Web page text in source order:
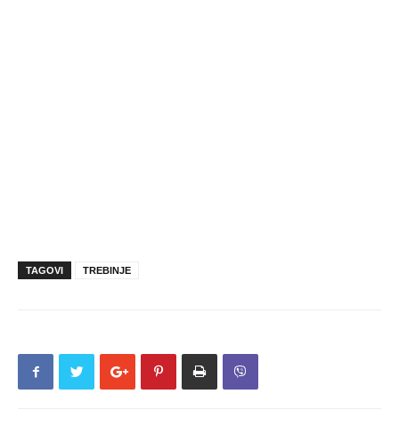
TAGOVI TREBINJE